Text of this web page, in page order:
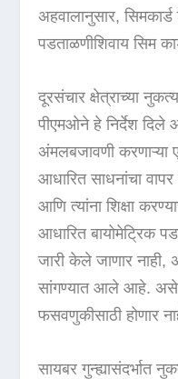
अहवालानुसार,
पडताळणीशिवाय सिम
दूरसंचार क्षेत्राच्या
पीएमओने हे निर्देश दिले
अंमलबजावणी
आधारित साधनांचा
आणि त्यांना शिक्षा
आधारित बायोमेट्रिक
जारी केले जाणार
सांगण्यात आले आहे. असे
फसवणुकीसाठी होणार
सायबर गुन्ह्यासंदर्भात